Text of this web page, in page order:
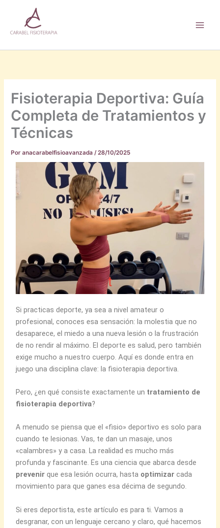
contenido
Fisioterapia Deportiva: Guía
Completa de Tratamientos y
Técnicas
Poranacarabelfisioavanzada/28/10/2025
Si practicas deporte, ya sea a nivel amateur o
profesional, conoces esa sensación: la molestia que no
desaparece, el miedo a una nueva lesión o la frustración
de no rendir al máximo. El deporte es salud, pero también
exige mucho a nuestro cuerpo. Aquí es donde entra en
juego una disciplina clave: la fisioterapia deportiva.
Pero, ¿en qué consiste exactamente un tratamiento de
fisioterapia deportiva?
A menudo se piensa que el «fisio» deportivo es solo para
cuando te lesionas. Vas, te dan un masaje, unos
«calambres» y a casa. La realidad es mucho más
profunda y fascinante. Es una ciencia que abarca desde
prevenir que esa lesión ocurra, hasta optimizar cada
movimiento para que ganes esa décima de segundo.
Si eres deportista, este artículo es para ti. Vamos a
desgranar, con un lenguaje cercano y claro, qué hacemos